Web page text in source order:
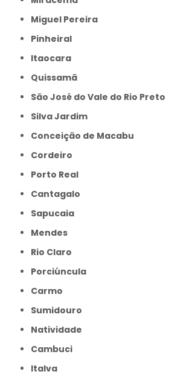
Miguel Pereira
Pinheiral
Itaocara
Quissamã
São José do Vale do Rio Preto
Silva Jardim
Conceição de Macabu
Cordeiro
Porto Real
Cantagalo
Sapucaia
Mendes
Rio Claro
Porciúncula
Carmo
Sumidouro
Natividade
Cambuci
Italva